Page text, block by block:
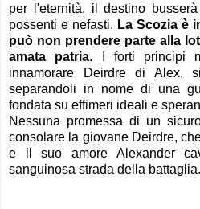
per l'eternità, il destino
possenti e nefasti. La Scozia è
può non prendere parte alla
amata patria. I forti principi
innamorare Deirdre di Alex,
separandoli in nome di una
fondata su effimeri ideali e
Nessuna promessa di un
consolare la giovane Deirdre,
e il suo amore Alexander
sanguinosa strada della battaglia.